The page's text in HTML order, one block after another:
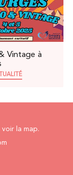
Vintage à
la map.